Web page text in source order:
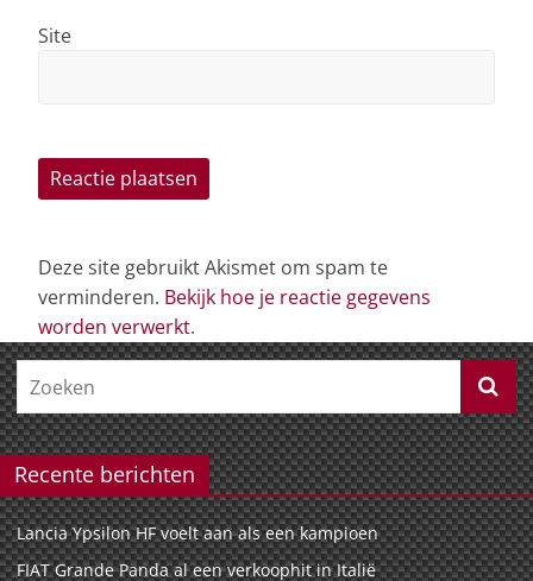
Site
Deze site gebruikt Akismet om spam te
verminderen. Bekijk hoe je reactie gegevens
worden verwerkt.
Recente berichten
Lancia Ypsilon HF voelt aan als een kampioen
FIAT Grande Panda al een verkoophit in Italië